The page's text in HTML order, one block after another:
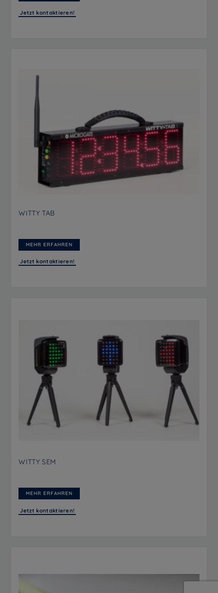
Jetzt kontaktieren!
WITTY TAB
MEHR ERFAHREN
Jetzt kontaktieren!
WITTY SEM
MEHR ERFAHREN
Jetzt kontaktieren!